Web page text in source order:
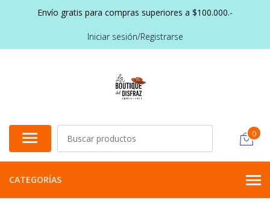
Envío gratis para compras superiores a $100.000.-
Iniciar sesión/Registrarse
0
CATEGORÍAS